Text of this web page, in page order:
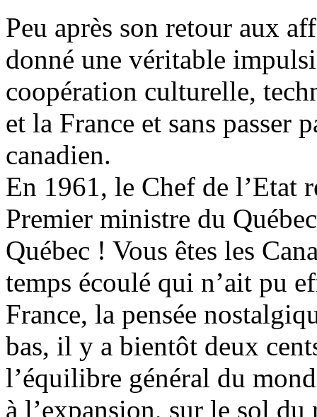
Peu après son retour aux
donné une véritable
coopération culturelle,
et la France et sans passer
canadien.
En 1961, le Chef de l’Etat
Premier ministre du
Québec ! Vous êtes les
temps écoulé qui n’ait pu
France, la pensée
bas, il y a bientôt deux
l’équilibre général du
à l’expansion, sur le sol